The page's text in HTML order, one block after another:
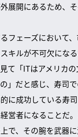
展開にあるため、
フェーズにおいて
キルが不可欠にな
「ITはアメリカ
」だと感じ、寿司
に成功している寿
営者になることだ
で、その腕を武器